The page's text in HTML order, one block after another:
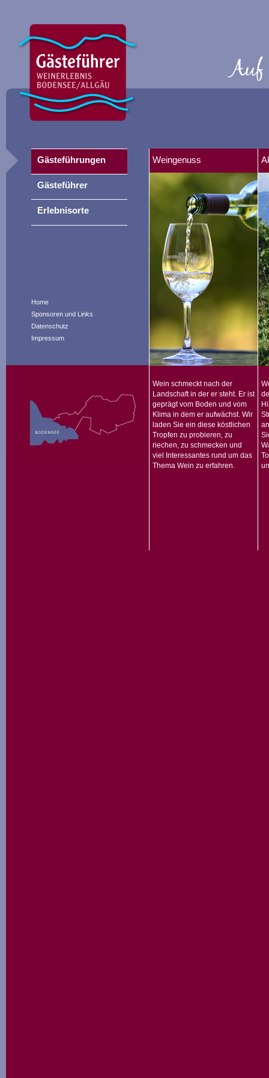
Home
Sponsoren und Links
Datenschutz
Impressum
Weingenuss
Wein schmeckt nach der
Landschaft in der er steht. Er ist
geprägt vom Boden und vom
Klima in dem er aufwächst. Wir
laden Sie ein diese köstlichen
Tropfen zu probieren, zu
riechen, zu schmecken und
viel Interessantes rund um das
Thema Wein zu erfahren.
Gästeführungen
Gästeführer
Erlebnisorte